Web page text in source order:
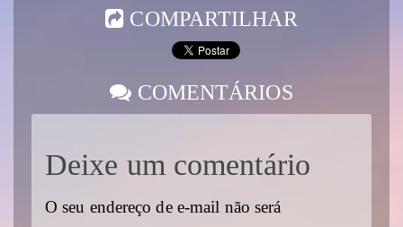
COMPARTILHAR
COMENTÁRIOS
Deixe um comentário
O seu endereço de e-mail não será